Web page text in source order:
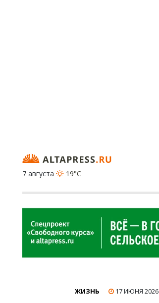
7 августа
19°C
ЖИЗНЬ 17 ИЮНЯ 2026